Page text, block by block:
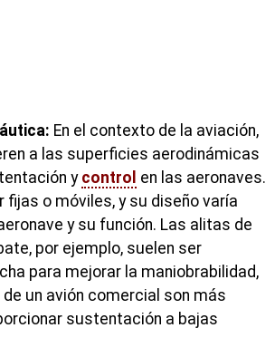
En el contexto de la aviación,
a las superficies aerodinámicas
y control en las aeronaves.
fijas o móviles, y su diseño varía
y su función. Las alitas de
por ejemplo, suelen ser
para mejorar la maniobrabilidad,
un avión comercial son más
sustentación a bajas